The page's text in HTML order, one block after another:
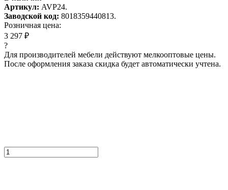
Артикул: AVP24.
Заводской код: 8018359440813.
Розничная цена:
3 297 ₽
?
Для производителей мебели действуют мелкооптовые цены.
После оформления заказа скидка будет автоматически учтена.